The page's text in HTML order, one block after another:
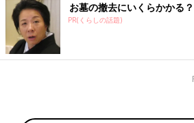
お墓の撤去にいくらかかる
PR(くらしの話題)